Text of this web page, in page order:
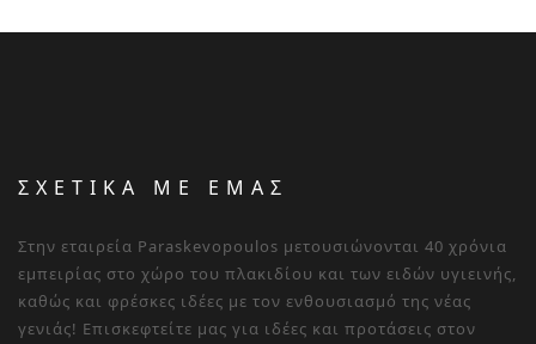
ΣΧΕΤΙΚΑ ΜΕ ΕΜΑΣ
Στην εταιρεία Paraskevopoulos μετουσιώνονται 40 χρόνια
εμπειρίας στο χώρο του πλακιδίου και των ειδών υγιεινής,
καθώς και φρέσκες ιδέες με τον ενθουσιασμό της νέας
γενιάς! Επισκεφτείτε μας για ιδέες και προτάσεις στον